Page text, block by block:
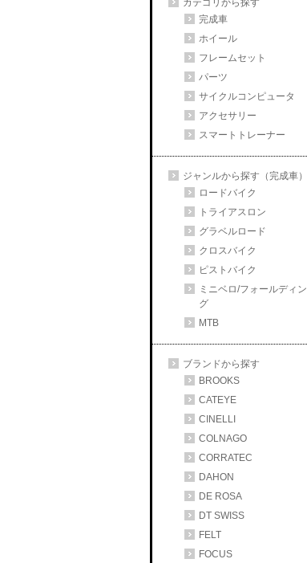
カテゴリから探す
完成車
ホイール
フレームセット
パーツ
サイクルコンピュータ
アクセサリー
スマートトレーナー
ジャンルから探す（完成車）
ロードバイク
トライアスロン
グラベルロード
クロスバイク
ピストバイク
ミニベロ/フォールディン
グ
MTB
ブランドから探す
BROOKS
CATEYE
CINELLI
COLNAGO
CORRATEC
DAHON
DE ROSA
DT SWISS
FELT
FOCUS